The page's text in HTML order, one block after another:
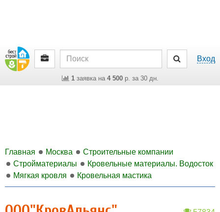
Вход
1заявка на 4 500р. за 30 дн.
Главная Москва
Строительные компании
Стройматериалы
Кровельные материалы. Водосток
Мягкая кровля
Кровельная мастика